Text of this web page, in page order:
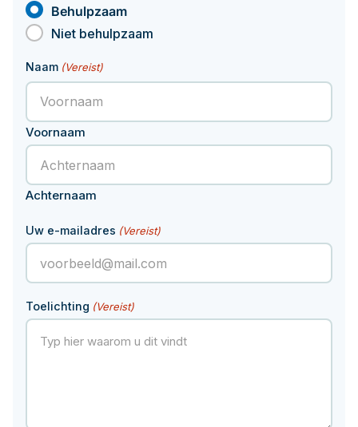
Contact
Betaaldatums, specificaties en jaaropgaven
Behulpzaam
Niet behulpzaam
Naam (Vereist)
Voornaam
Achternaam
Uw e-mailadres (Vereist)
Toelichting (Vereist)